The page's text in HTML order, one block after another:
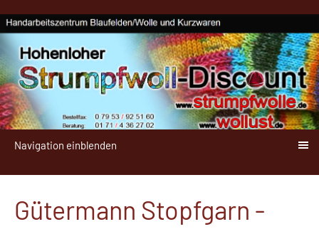
Navigation einblenden
Gütermann Stopfgarn -